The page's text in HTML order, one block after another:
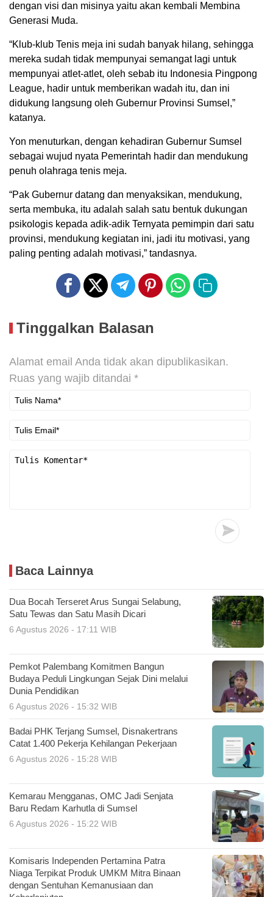
dengan visi dan misinya yaitu akan kembali Membina
Generasi Muda.
“Klub-klub Tenis meja ini sudah banyak hilang, sehingga
mereka sudah tidak mempunyai semangat lagi untuk
mempunyai atlet-atlet, oleh sebab itu Indonesia Pingpong
League, hadir untuk memberikan wadah itu, dan ini
didukung langsung oleh Gubernur Provinsi Sumsel,”
katanya.
Yon menuturkan, dengan kehadiran Gubernur Sumsel
sebagai wujud nyata Pemerintah hadir dan mendukung
penuh olahraga tenis meja.
“Pak Gubernur datang dan menyaksikan, mendukung,
serta membuka, itu adalah salah satu bentuk dukungan
psikologis kepada adik-adik Ternyata pemimpin dari satu
provinsi, mendukung kegiatan ini, jadi itu motivasi, yang
paling penting adalah motivasi,” tandasnya.
Tinggalkan Balasan
Alamat email Anda tidak akan dipublikasikan.
Ruas yang wajib ditandai *
Baca Lainnya
Dua Bocah Terseret Arus Sungai Selabung,
Satu Tewas dan Satu Masih Dicari
6 Agustus 2026 - 17:11 WIB
Pemkot Palembang Komitmen Bangun
Budaya Peduli Lingkungan Sejak Dini melalui
Dunia Pendidikan
6 Agustus 2026 - 15:32 WIB
Badai PHK Terjang Sumsel, Disnakertrans
Catat 1.400 Pekerja Kehilangan Pekerjaan
6 Agustus 2026 - 15:28 WIB
Kemarau Mengganas, OMC Jadi Senjata
Baru Redam Karhutla di Sumsel
6 Agustus 2026 - 15:22 WIB
Komisaris Independen Pertamina Patra
Niaga Terpikat Produk UMKM Mitra Binaan
dengan Sentuhan Kemanusiaan dan